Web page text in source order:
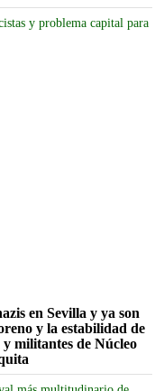
en Sevilla y ya son
y la estabilidad de
militantes de Núcleo